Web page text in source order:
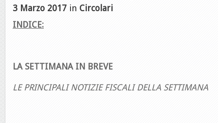
3 Marzo 2017 in Circolari
INDICE:
LA SETTIMANA IN BREVE
LE PRINCIPALI NOTIZIE FISCALI DELLA SETTIMANA